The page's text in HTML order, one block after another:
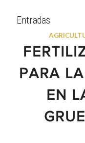
Entradas
PARA
EN